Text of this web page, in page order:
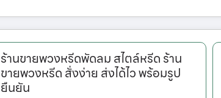
ร้านขายพวงหรีดพัดลม สไตล์หรีด ร้าน
ขายพวงหรีด สั่งง่าย ส่งได้ไว พร้อมรูป
ยืนยัน